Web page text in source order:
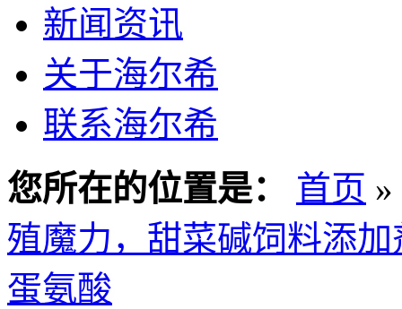
新闻资讯
关于海尔希
联系海尔希
您所在的位置是：
首页 »
殖魔力，甜菜碱饲料添
蛋氨酸